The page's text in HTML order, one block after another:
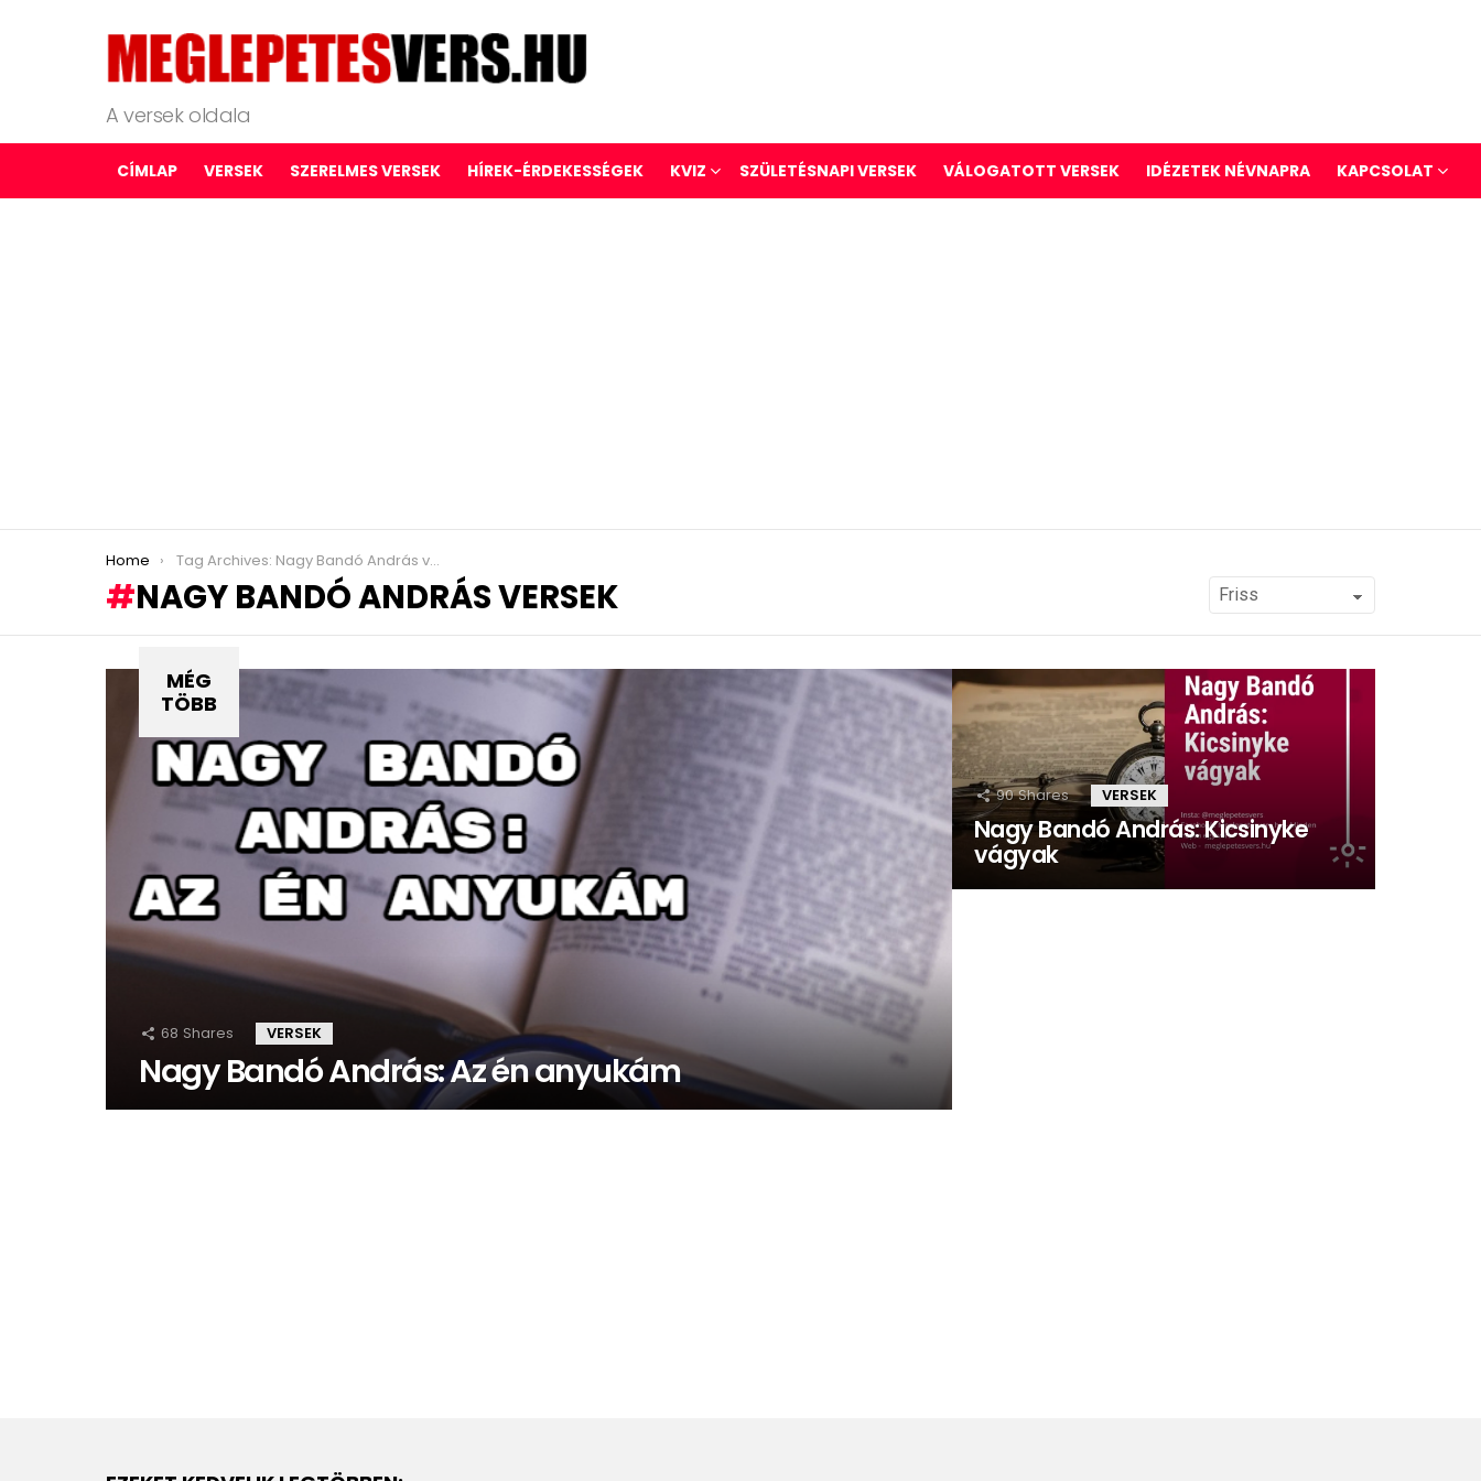
A versek oldala
CÍMLAP VERSEK SZERELMES VERSEK HÍREK-ÉRDEKESSÉGEK KVIZ SZÜLETÉSNAPI VERSEK VÁLOGATOTT VERSEK IDÉZETEK NÉVNAPRA KAPCSOLAT
You are here:
Home Tag Archives: Nagy Bandó András versek
NAGY BANDÓ ANDRÁS VERSEK
MÉG
TÖBB
68 Shares VERSEK
Nagy Bandó András: Az én anyukám
90 Shares VERSEK
Nagy Bandó András: Kicsinyke
vágyak